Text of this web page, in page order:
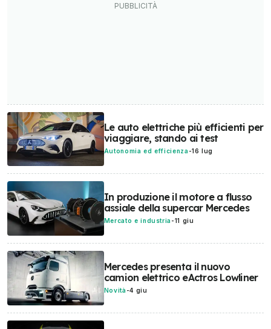
Le auto elettriche più efficienti per
viaggiare, stando ai test
Autonomia ed efficienza -16 lug
In produzione il motore a flusso
assiale della supercar Mercedes
Mercato e industria -11 giu
Mercedes presenta il nuovo
camion elettrico eActros Lowliner
Novità -4 giu